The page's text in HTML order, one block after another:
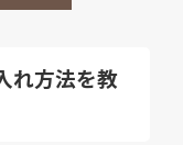
れ方法を教